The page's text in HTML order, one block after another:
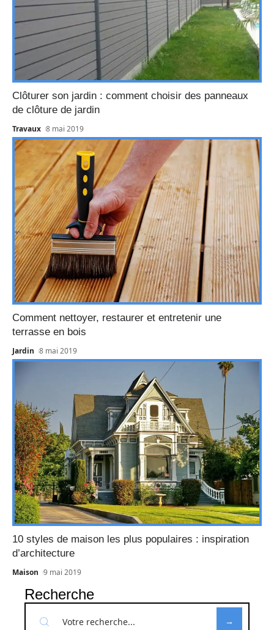
Clôturer son jardin : comment choisir des panneaux
de clôture de jardin
Travaux 8 mai 2019
Comment nettoyer, restaurer et entretenir une
terrasse en bois
Jardin 8 mai 2019
10 styles de maison les plus populaires : inspiration
d’architecture
Maison 9 mai 2019
Recherche